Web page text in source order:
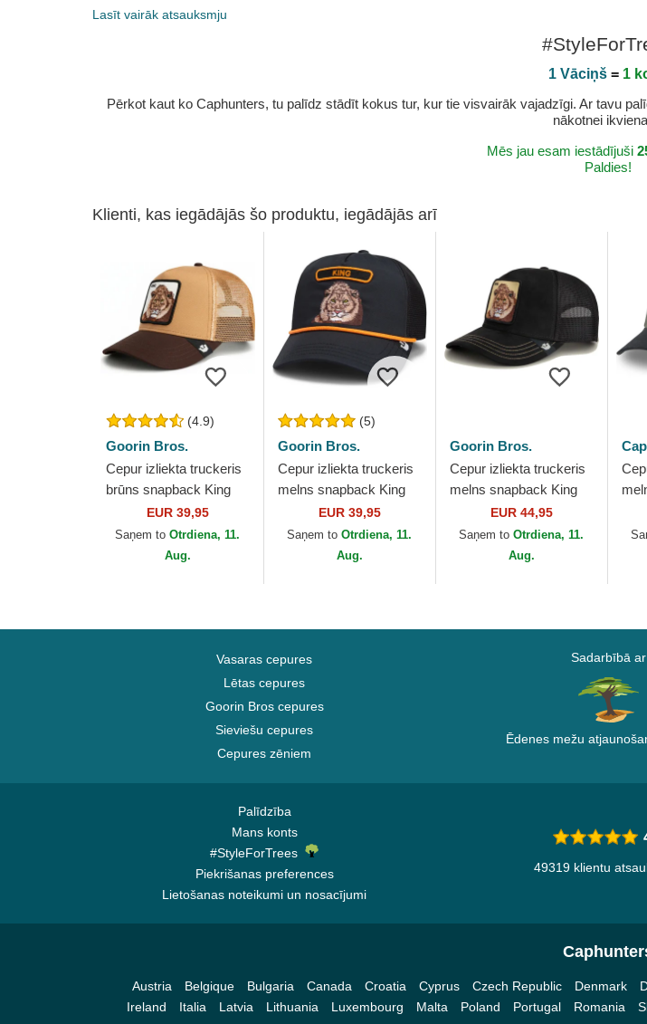
Lasīt vairāk atsauksmju
1 Vāciņš = 1
Pērkot kaut ko Caphunters, tu palīdz stādīt kokus tur, kur tie visvairāk vajadzīgi. Ar tavu
nākotnei
Mēs jau esam iestādījuši
Paldies!
Klienti, kas iegādājās šo produktu, iegādājās arī
(4.9)
Goorin Bros.
Cepur izliekta truckeris
brūns snapback King
Mane Man The Farm no
Goorin Bros.
EUR 39,95
Saņem toOtrdiena, 11.
Aug.
(5)
Goorin Bros.
Cepur izliekta truckeris
melns snapback King
GB2 Lion The Rocker
The Farm no Goorin
EUR 39,95
Saņem toOtrdiena, 11.
Aug.
Goorin Bros.
Cepur izliekta truckeris
melns snapback King
Golden Suede The
Farm no Goorin Bros.
EUR 44,95
Saņem toOtrdiena, 11.
Aug.
Vasaras cepures
Lētas cepures
Goorin Bros cepures
Sieviešu cepures
Cepures zēniem
Sadarbībā ar
Ēdenes mežu
Palīdzība
Mans konts
#StyleForTrees
Piekrišanas preferences
Lietošanas noteikumi un nosacījumi
49319 klientu
Austria Belgique Bulgaria Canada Croatia Cyprus Czech Republic Denmark
Ireland
Italia Latvia Lithuania Luxembourg Malta Poland Portugal Romania